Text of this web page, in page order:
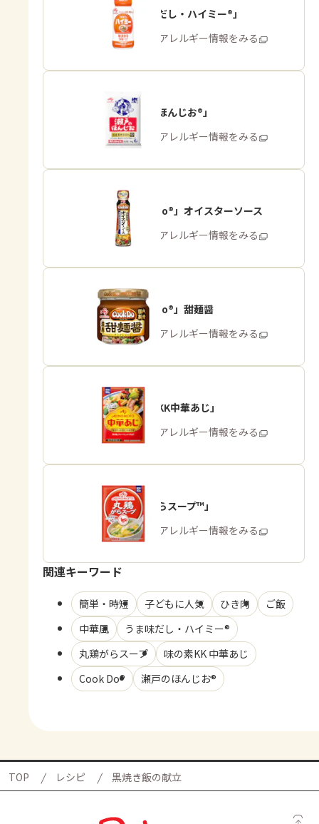
「うま味だし・ハイミー®」
商品・アレルギー情報をみる
「瀬戸のほんじお®」
商品・アレルギー情報をみる
「Cook Do®」オイスターソース
商品・アレルギー情報をみる
「Cook Do®」甜麺醤
商品・アレルギー情報をみる
「味の素KK中華あじ」
商品・アレルギー情報をみる
「丸鶏がらスープ™」
商品・アレルギー情報をみる
関連キーワード
簡単・時短 子どもに人気 ひき肉
ご飯
中華風
うま味だし・ハイミー®
丸鶏がらスープ
味の素KK 中華あじ
Cook Do®
瀬戸のほんじお®
TOP レシピ 黒焼き飯の献立